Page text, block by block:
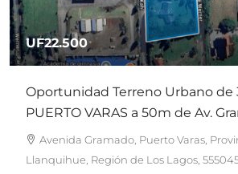
UF22.500
Oportunidad Terreno Urbano de
PUERTO VARAS a 50m de Av.
Avenida Gramado, Puerto Varas,
Llanquihue, Región de Los Lagos,